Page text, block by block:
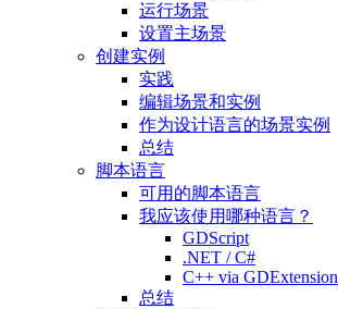
运行场景
设置主场景
创建实例
实践
编辑场景和实例
作为设计语言的场景实例
总结
脚本语言
可用的脚本语言
我应该使用哪种语言？
GDScript
.NET / C#
C++ via GDExtension
总结